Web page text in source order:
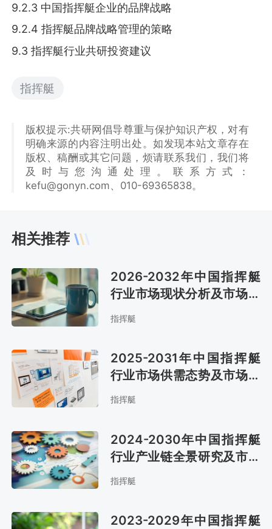
9.2.3 中国指挥艇企业的品牌战略
9.2.4 指挥艇品牌战略管理的策略
9.3 指挥艇行业共研投资建议
指挥艇
版权提示:共研网倡导尊重与保护知识产权，对有
明确来源的内容注明出处。如发现本站文章存在
版权、稿酬或其它问题，烦请联系我们，我们将
及时与您沟通处理。联系方式：
kefu@gonyn.com、010-69365838。
相关推荐
2026-2032年中国指挥艇
行业市场现状分析及市场前
景评估报告
指挥艇
2025-2031年中国指挥艇
行业市场供需态势及市场趋
势预测报告
指挥艇
2024-2030年中国指挥艇
行业产业链全景研究及市场
趋势预测报告
指挥艇
2023-2029年中国指挥艇